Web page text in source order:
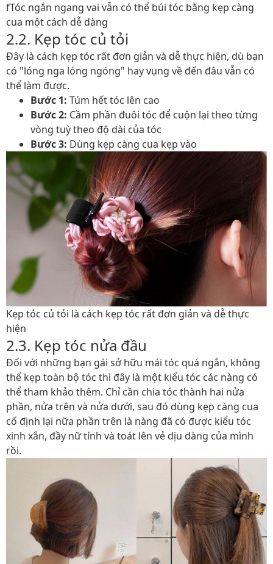
fTóc ngắn ngang vai vẫn có thể búi tóc bằng kẹp càng
cua một cách dễ dàng
2.2. Kẹp tóc củ tỏi
Đây là cách kẹp tóc rất đơn giản và dễ thực hiện, dù bạn
có "lóng nga lóng ngóng" hay vụng về đến đâu vẫn có
thể làm được.
Bước 1: Túm hết tóc lên cao
Bước 2: Cầm phần đuôi tóc để cuộn lại theo từng
vòng tuỳ theo độ dài của tóc
Bước 3: Dùng kẹp càng cua kẹp vào
Kẹp tóc củ tỏi là cách kẹp tóc rất đơn giản và dễ thực
hiện
2.3. Kẹp tóc nửa đầu
Đối với những bạn gái sở hữu mái tóc quá ngắn, không
thể kẹp toàn bộ tóc thì đây là một kiểu tóc các nàng có
thể tham khảo thêm. Chỉ cần chia tóc thành hai nửa
phần, nửa trên và nửa dưới, sau đó dùng kẹp càng cua
cố định lại nữa phần trên là nàng đã có được kiểu tóc
xinh xắn, đầy nữ tính và toát lên vẻ dịu dàng của mình
rồi.